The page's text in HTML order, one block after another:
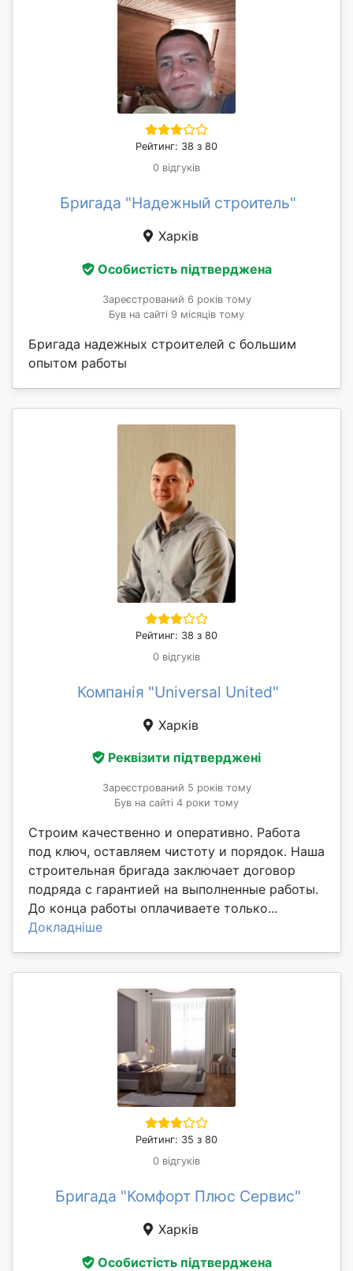
Рейтинг: 38 з 80
0 відгуків
Бригада "Надежный строитель"
Харків
Особистість підтверджена
Зареєстрований 6 років тому
Був на сайті 9 місяців тому
Бригада надежных строителей с большим
опытом работы
Рейтинг: 38 з 80
0 відгуків
Компанія "Universal United"
Харків
Реквізити підтверджені
Зареєстрований 5 років тому
Був на сайті 4 роки тому
Строим качественно и оперативно. Работа
под ключ, оставляем чистоту и порядок. Наша
строительная бригада заключает договор
подряда с гарантией на выполненные работы.
До конца работы оплачиваете только...
Докладніше
Рейтинг: 35 з 80
0 відгуків
Бригада "Комфорт Плюс Сервис"
Харків
Особистість підтверджена